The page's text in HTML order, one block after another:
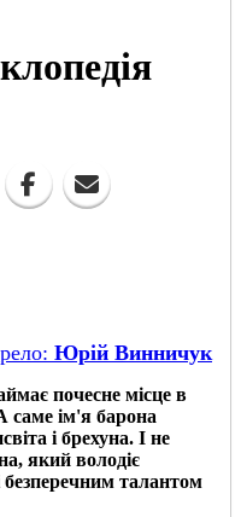
Юрій Винничук
почесне місце в
саме ім'я барона
і брехуна. І не
який володіє
безперечним талантом